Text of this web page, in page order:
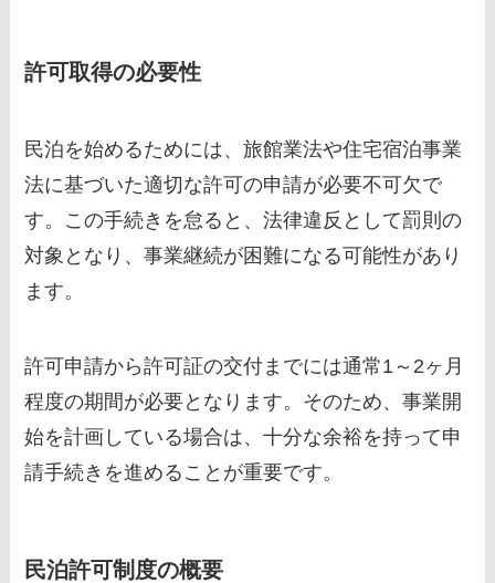
許可取得の必要性
民泊を始めるためには、旅館業法や住宅宿泊事業
法に基づいた適切な許可の申請が必要不可欠で
す。この手続きを怠ると、法律違反として罰則の
対象となり、事業継続が困難になる可能性があり
ます。
許可申請から許可証の交付までには通常1～2ヶ月
程度の期間が必要となります。そのため、事業開
始を計画している場合は、十分な余裕を持って申
請手続きを進めることが重要です。
民泊許可制度の概要